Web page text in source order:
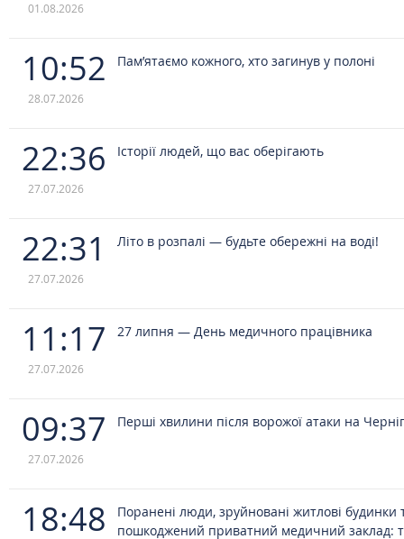
01.08.2026
10:52
28.07.2026
Пам’ятаємо кожного, хто загинув у полоні
22:36
27.07.2026
Історії людей, що вас оберігають
22:31
27.07.2026
Літо в розпалі — будьте обережні на воді!
11:17
27.07.2026
27 липня — День медичного працівника
09:37
27.07.2026
Перші хвилини після ворожої атаки на
18:48
Поранені люди, зруйновані житлові будинки
пошкоджений приватний медичний заклад: